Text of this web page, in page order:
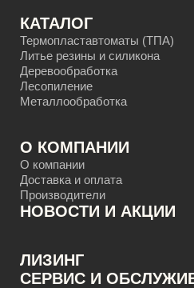
КАТАЛОГ
Термопластавтоматы (ТПА)
Литье резины и силикона
Деревообработка
Лесопиление
Металлообработка
О КОМПАНИИ
О компании
Доставка и оплата
Производители
НОВОСТИ И АКЦИИ
ЛИЗИНГ
CЕРВИС И